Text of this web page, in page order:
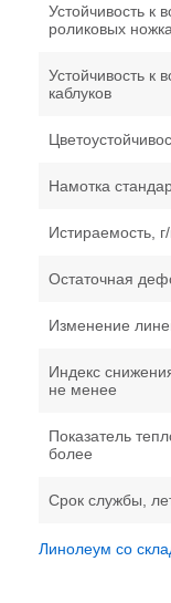
Устойчивость к
роликовых
Устойчивость к
каблуков
Намотка
Истираемость, г/
Остаточная
Изменение
Индекс
не менее
Показатель
более
Срок службы,
Линолеум со